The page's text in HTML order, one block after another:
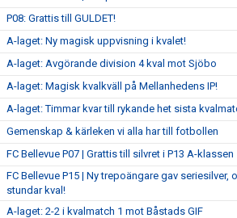
P08: Grattis till GULDET!
A-laget: Ny magisk uppvisning i kvalet!
A-laget: Avgörande division 4 kval mot Sjöbo
A-laget: Magisk kvalkväll på Mellanhedens IP!
A-laget: Timmar kvar till rykande het sista
Gemenskap & kärleken vi alla har till fotbollen
FC Bellevue P07 | Grattis till silvret i P13 A-klassen
FC Bellevue P15 | Ny trepoängare gav seriesilver,
stundar kval!
A-laget: 2-2 i kvalmatch 1 mot Båstads GIF